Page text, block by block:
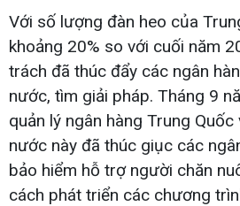
Với số lượng đàn heo của
khoảng 20% so với cuối năm
trách đã thúc đẩy các ngân
nước, tìm giải pháp. Tháng 9
quản lý ngân hàng Trung
nước này đã thúc giục các
bảo hiểm hỗ trợ người chăn
cách phát triển các chương